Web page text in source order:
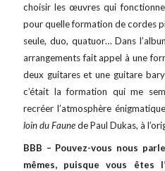
choisir les œuvres qui
pour quelle formation de cordes
seule, duo, quatuor… Dans
arrangements fait appel à une
deux guitares et une guitare
c’était la formation qui me
recréer l’atmosphère
loin du Faunede Paul Dukas, à
BBB – Pouvez-vous nous
mêmes, puisque vous êtes